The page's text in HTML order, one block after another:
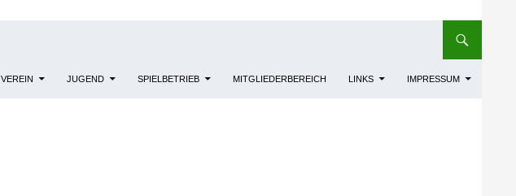
VEREIN JUGEND SPIELBETRIEB MITGLIEDERBEREICH LINKS IMPRESSUM